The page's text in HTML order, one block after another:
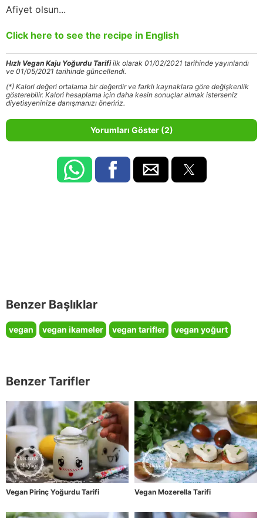
Afiyet olsun...
Click here to see the recipe in English
Hızlı Vegan Kaju Yoğurdu Tarifiilk olarak 01/02/2021 tarihinde yayınlandı
ve 01/05/2021 tarihinde güncellendi.
(*) Kalori değeri ortalama bir değerdir ve farklı kaynaklara göre değişkenlik
gösterebilir. Kalori hesaplama için daha kesin sonuçlar almak isterseniz
diyetisyeninize danışmanızı öneririz.
Yorumları Göster (2)
Benzer Başlıklar
vegan vegan ikameler vegan tarifler vegan yoğurt
Benzer Tarifler
Vegan Pirinç Yoğurdu Tarifi Vegan Mozerella Tarifi